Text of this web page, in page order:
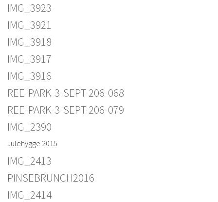
IMG_3923
IMG_3921
IMG_3918
IMG_3917
IMG_3916
REE-PARK-3-SEPT-206-068
REE-PARK-3-SEPT-206-079
IMG_2390
Julehygge 2015
IMG_2413
PINSEBRUNCH2016
IMG_2414